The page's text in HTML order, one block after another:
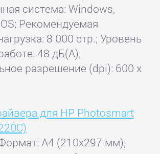
система: Windows,
Рекомендуемая
8 000 стр.; Уровень
48 дБ(А);
разрешение (dpi): 600 x
для HP Photosmart
A4 (210x297 мм);